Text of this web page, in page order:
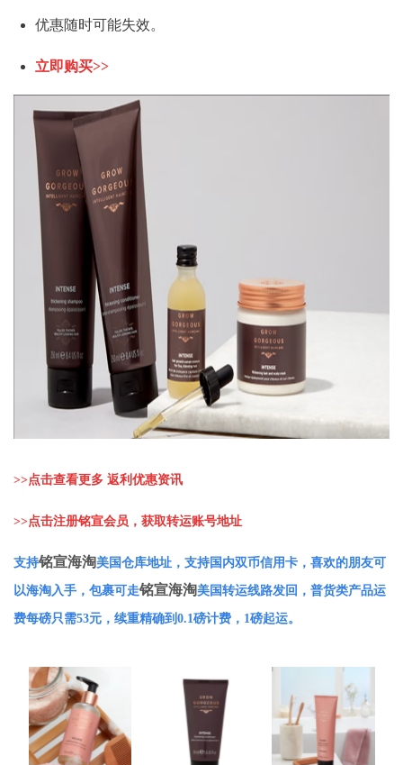
优惠随时可能失效。
立即购买>>
>>点击查看更多 返利优惠资讯
>>点击注册铭宣会员，获取转运账号地址
支持铭宣海淘美国仓库地址，支持国内双币信用卡，喜欢的朋友可
以海淘入手，包裹可走铭宣海淘美国转运线路发回，普货类产品运
费每磅只需53元，续重精确到0.1磅计费，1磅起运。